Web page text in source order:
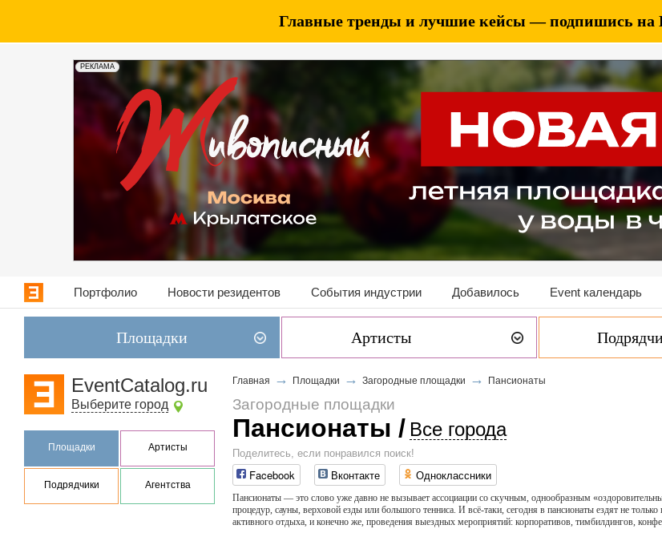
РЕКЛАМА
Главные тренды и лучшие кейсы — подпишись на
Портфолио Новости резидентов События индустрии Добавилось Event календарь
Площадки Артисты
EventCatalog.ru
Выберите город
Площадки Артисты
Подрядчики Агентства
Главная → Площадки → Загородные площадки → Пансионаты
Загородные площадки
Пансионаты / Все города
Поделитесь, если понравился поиск!
Facebook Вконтакте Одноклассники
Пансионаты — это слово уже давно не вызывает ассоциации со скучным, однообразным
процедур, сауны, верховой езды или большого тенниса. И всё-таки, сегодня в пансионаты ездят не
активного отдыха, и конечно же, проведения выездных мероприятий: корпоративов, тимбилдингов,